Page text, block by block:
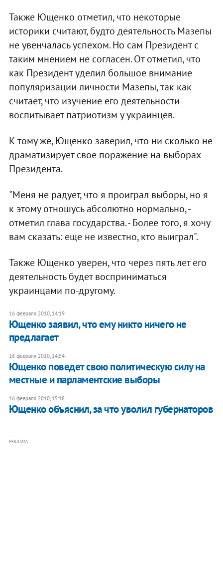
Также Ющенко отметил, что некоторые
историки считают, будто деятельность Мазепы
не увенчалась успехом. Но сам Президент с
таким мнением не согласен. От отметил, что
как Президент уделил большое внимание
популяризации личности Мазепы, так как
считает, что изучение его деятельности
воспитывает патриотизм у украинцев.
К тому же, Ющенко заверил, что ни сколько не
драматизирует свое поражение на выборах
Президента.
"Меня не радует, что я проиграл выборы, но я
к этому отношусь абсолютно нормально, -
отметил глава государства. - Более того, я хочу
вам сказать: еще не известно, кто выиграл".
Также Ющенко уверен, что через пять лет его
деятельность будет восприниматься
украинцами по-другому.
16 февраля 2010, 14:19
Ющенко заявил, что ему никто ничего не
предлагает
16 февраля 2010, 14:54
Ющенко поведет свою политическую силу на
местные и парламентские выборы
16 февраля 2010, 15:18
Ющенко объяснил, за что уволил губернаторов
РЕКЛАМА